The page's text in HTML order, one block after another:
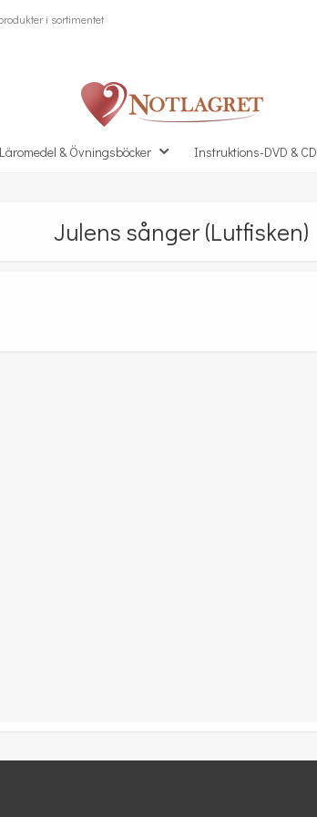
i sortimentet
Läromedel & Övningsböcker Instruktions-DVD & CD
Julens sånger (Lutfisken)